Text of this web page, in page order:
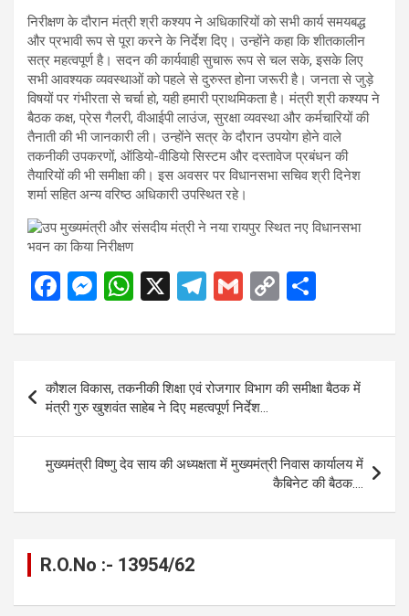
निरीक्षण के दौरान मंत्री श्री कश्यप ने अधिकारियों को सभी कार्य समयबद्ध
और प्रभावी रूप से पूरा करने के निर्देश दिए। उन्होंने कहा कि शीतकालीन
सत्र महत्वपूर्ण है। सदन की कार्यवाही सुचारू रूप से चल सके, इसके लिए
सभी आवश्यक व्यवस्थाओं को पहले से दुरुस्त होना जरूरी है। जनता से जुड़े
विषयों पर गंभीरता से चर्चा हो, यही हमारी प्राथमिकता है। मंत्री श्री कश्यप ने
बैठक कक्ष, प्रेस गैलरी, वीआईपी लाउंज, सुरक्षा व्यवस्था और कर्मचारियों की
तैनाती की भी जानकारी ली। उन्होंने सत्र के दौरान उपयोग होने वाले
तकनीकी उपकरणों, ऑडियो-वीडियो सिस्टम और दस्तावेज प्रबंधन की
तैयारियों की भी समीक्षा की। इस अवसर पर विधानसभा सचिव श्री दिनेश
शर्मा सहित अन्य वरिष्ठ अधिकारी उपस्थित रहे।
F
ce
o
o
k
M
se
g
er
W
at
s
A
p
p
X
T
e
gr
a
m
G
ail
C
py
Li
n
k
ar
e
Post
navigation
कौशल विकास, तकनीकी शिक्षा एवं रोजगार विभाग की समीक्षा बैठक में
मंत्री गुरु खुशवंत साहेब ने दिए महत्वपूर्ण निर्देश…
मुख्यमंत्री विष्णु देव साय की अध्यक्षता में मुख्यमंत्री निवास कार्यालय में
कैबिनेट की बैठक….
R.O.No :- 13954/62